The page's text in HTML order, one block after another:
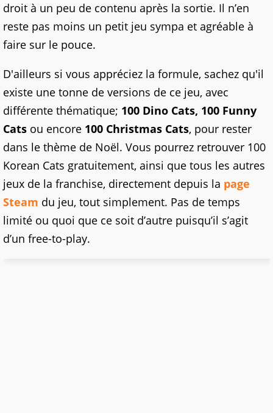
droit à un peu de contenu après la sortie. Il n’en
reste pas moins un petit jeu sympa et agréable à
faire sur le pouce.
D'ailleurs si vous appréciez la formule, sachez qu'il
existe une tonne de versions de ce jeu, avec
différente thématique; 100 Dino Cats, 100 Funny
Cats ou encore 100 Christmas Cats, pour rester
dans le thème de Noël. Vous pourrez retrouver 100
Korean Cats gratuitement, ainsi que tous les autres
jeux de la franchise, directement depuis la page
Steam du jeu, tout simplement. Pas de temps
limité ou quoi que ce soit d’autre puisqu’il s’agit
d’un free-to-play.